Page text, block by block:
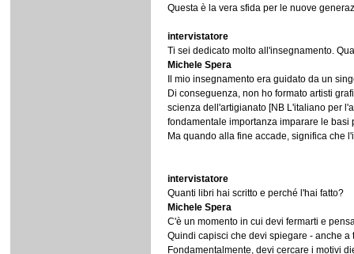
Questa è la vera sfida per le nuove
intervistatore
Ti sei dedicato molto all'insegnamento.
Michele Spera
Il mio insegnamento era guidato da un
Di conseguenza, non ho formato artisti
scienza dell'artigianato [NB L'italiano per
fondamentale importanza imparare le
Ma quando alla fine accade, significa che
intervistatore
Quanti libri hai scritto e perché l'hai fatto?
Michele Spera
C'è un momento in cui devi fermarti e
Quindi capisci che devi spiegare - anche
Fondamentalmente, devi cercare i motivi